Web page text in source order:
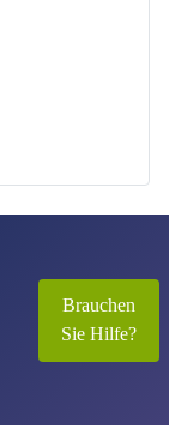
Brauchen
Sie Hilfe?